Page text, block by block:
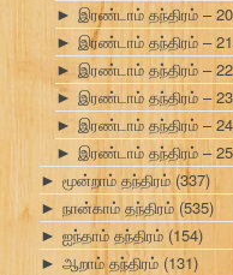
► இரண்டாம் தந்திரம் –
► இரண்டாம் தந்திரம் –
► இரண்டாம் தந்திரம் –
► இரண்டாம் தந்திரம் –
► இரண்டாம் தந்திரம் –
► இரண்டாம் தந்திரம் –
► மூன்றாம் தந்திரம் (337)
► நான்காம் தந்திரம் (535)
► ஐந்தாம் தந்திரம் (154)
► ஆறாம் தந்திரம் (131)